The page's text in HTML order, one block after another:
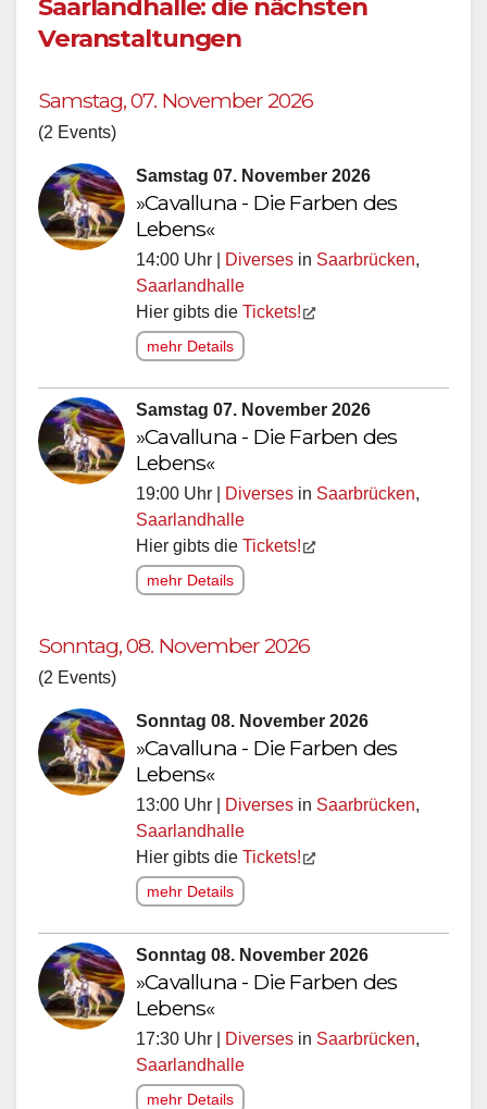
Saarlandhalle: die nächsten
Veranstaltungen
Samstag, 07. November 2026
(2 Events)
Samstag 07. November 2026
»Cavalluna - Die Farben des
Lebens«
14:00 Uhr | Diverses in Saarbrücken,
Saarlandhalle
Hier gibts die Tickets!
mehr Details
Samstag 07. November 2026
»Cavalluna - Die Farben des
Lebens«
19:00 Uhr | Diverses in Saarbrücken,
Saarlandhalle
Hier gibts die Tickets!
mehr Details
Sonntag, 08. November 2026
(2 Events)
Sonntag 08. November 2026
»Cavalluna - Die Farben des
Lebens«
13:00 Uhr | Diverses in Saarbrücken,
Saarlandhalle
Hier gibts die Tickets!
mehr Details
Sonntag 08. November 2026
»Cavalluna - Die Farben des
Lebens«
17:30 Uhr | Diverses in Saarbrücken,
Saarlandhalle
mehr Details